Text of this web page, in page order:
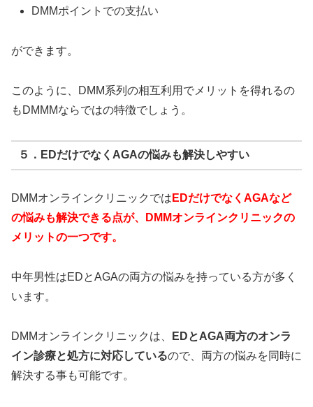
DMMポイントでの支払い
ができます。
このように、DMM系列の相互利用でメリットを得れるの
もDMMMならではの特徴でしょう。
５．EDだけでなくAGAの悩みも解決しやすい
DMMオンラインクリニックでは EDだけでなくAGAなど
の悩みも解決できる点が、DMMオンラインクリニックの
メリットの一つです。
中年男性はEDとAGAの両方の悩みを持っている方が多く
います。
DMMオンラインクリニックは、
EDとAGA両方のオンラ
イン診療と処方に対応しているので、両方の悩みを同時に
解決する事も可能です。